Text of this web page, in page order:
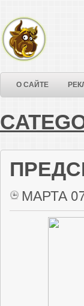
О САЙТЕ
МАРТА